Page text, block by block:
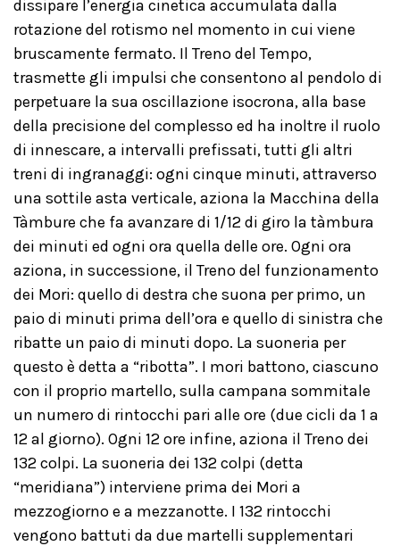
dissipare l’energia cinetica accumulata dalla
rotazione del rotismo nel momento in cui viene
bruscamente fermato. Il Treno del Tempo,
trasmette gli impulsi che consentono al pendolo di
perpetuare la sua oscillazione isocrona, alla base
della precisione del complesso ed ha inoltre il ruolo
di innescare, a intervalli prefissati, tutti gli altri
treni di ingranaggi: ogni cinque minuti, attraverso
una sottile asta verticale, aziona la Macchina della
Tàmbure che fa avanzare di 1/12 di giro la tàmbura
dei minuti ed ogni ora quella delle ore. Ogni ora
aziona, in successione, il Treno del funzionamento
dei Mori: quello di destra che suona per primo, un
paio di minuti prima dell’ora e quello di sinistra che
ribatte un paio di minuti dopo. La suoneria per
questo è detta a “ribotta”. I mori battono, ciascuno
con il proprio martello, sulla campana sommitale
un numero di rintocchi pari alle ore (due cicli da 1 a
12 al giorno). Ogni 12 ore infine, aziona il Treno dei
132 colpi. La suoneria dei 132 colpi (detta
“meridiana”) interviene prima dei Mori a
mezzogiorno e a mezzanotte. I 132 rintocchi
vengono battuti da due martelli supplementari